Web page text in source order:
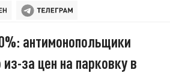
антимонопольщики
за цен на парковку в